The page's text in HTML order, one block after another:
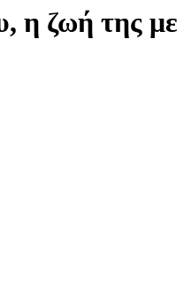
η ζωή της με